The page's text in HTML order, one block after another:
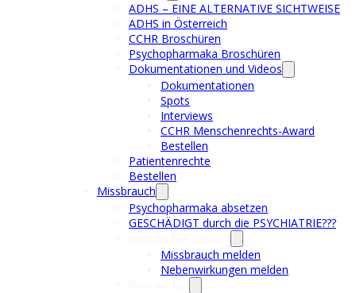
ADHS – EINE ALTERNATIVE SICHTWEISE
ADHS in Österreich
CCHR Broschüren
Psychopharmaka Broschüren
Dokumentationen und Videos
Dokumentationen
Spots
Interviews
CCHR Menschenrechts-Award
Bestellen
Patientenrechte
Bestellen
Missbrauch
Psychopharmaka absetzen
GESCHÄDIGT durch die PSYCHIATRIE???
Missbrauch melden
Nebenwirkungen melden